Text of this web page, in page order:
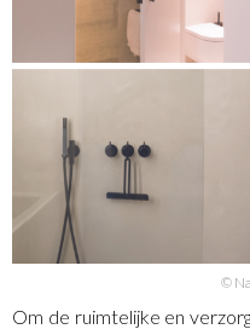
©
Om de ruimtelijke en